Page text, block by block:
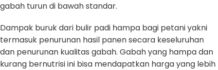
gabah turun di bawah standar.
Dampak buruk dari bulir padi hampa bagi petani yakni
termasuk penurunan hasil panen secara keseluruhan
dan penurunan kualitas gabah. Gabah yang hampa dan
kurang bernutrisi ini bisa mendapatkan harga yang lebih